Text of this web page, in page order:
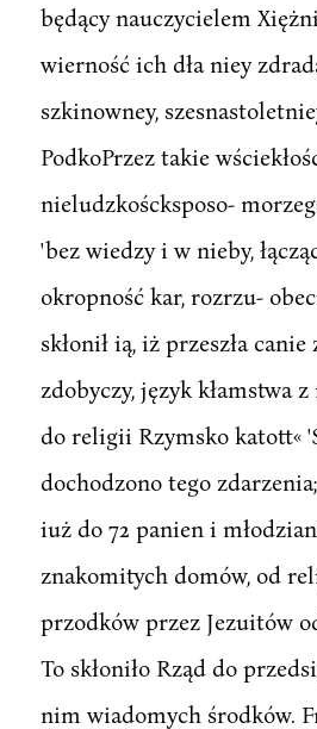
będący nauczycielem
wierność ich dła niey
szkinowney,
PodkoPrzez takie
nieludzkoścksposo-
'bez wiedzy i w nieby,
okropność kar, rozrzu-
skłonił ią, iż przeszła
zdobyczy, język kłamstwa
do religii Rzymsko katott«
dochodzono tego
iuż do 72 panien i
znakomitych domów, od
przodków przez Jezuitów
To skłoniło Rząd do
nim wiadomych środków.